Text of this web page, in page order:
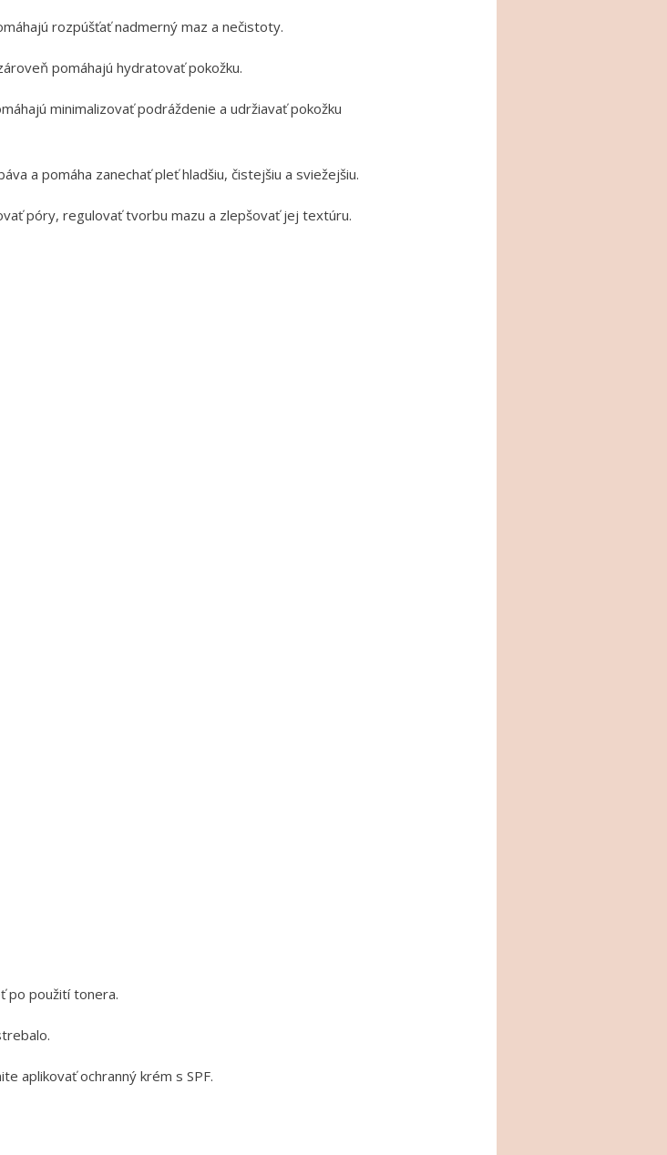
rozpúšťať nadmerný maz a nečistoty.
pomáhajú hydratovať pokožku.
minimalizovať podráždenie a udržiavať pokožku
a pomáha zanechať pleť hladšiu, čistejšiu a sviežejšiu.
póry, regulovať tvorbu mazu a zlepšovať jej textúru.
po použití tonera.
aplikovať ochranný krém s SPF.